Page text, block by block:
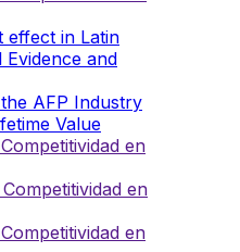
effect in Latin
Evidence and
AFP Industry
Value
en
en
en